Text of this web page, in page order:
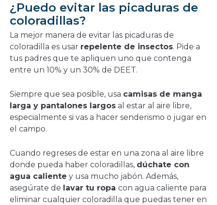
¿Puedo evitar las picaduras de
coloradillas?
La mejor manera de evitar las picaduras de
coloradilla es usar repelente de insectos. Pide a
tus padres que te apliquen uno que contenga
entre un 10% y un 30% de DEET.
Siempre que sea posible, usa camisas de manga
larga y pantalones largos al estar al aire libre,
especialmente si vas a hacer senderismo o jugar en
el campo.
Cuando regreses de estar en una zona al aire libre
donde pueda haber coloradillas, dúchate con
agua caliente y usa mucho jabón. Además,
asegúrate de lavar tu ropa con agua caliente para
eliminar cualquier coloradilla que puedas tener en